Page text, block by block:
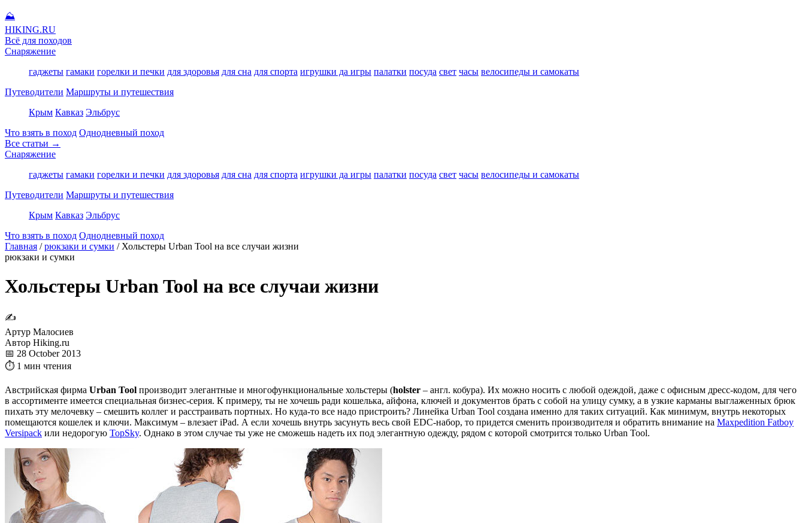
⛰
HIKING.RU
Всё для походов
Снаряжение
гаджеты гамаки горелки и печки для здоровья для сна для спорта игрушки да игры палатки посуда свет часы велосипеды и самокаты
Путеводители Маршруты и путешествия
Крым Кавказ Эльбрус
Что взять в поход Однодневный поход
Все статьи →
Снаряжение
гаджеты гамаки горелки и печки для здоровья для сна для спорта игрушки да игры палатки посуда свет часы велосипеды и самокаты
Путеводители Маршруты и путешествия
Крым Кавказ Эльбрус
Что взять в поход Однодневный поход
Главная / рюкзаки и сумки / Хольстеры Urban Tool на все случаи жизни
рюкзаки и сумки
Хольстеры Urban Tool на все случаи жизни
✍
Артур Малосиев
Автор Hiking.ru
📅 28 October 2013
⏱ 1 мин чтения
Австрийская фирма Urban Tool производит элегантные и многофункциональные хольстеры (holster – англ. кобура). Их можно носить с любой одеждой, даже с офисным дресс-кодом, для чего
в ассортименте имеется специальная бизнес-серия. К примеру, ты не хочешь ради кошелька, айфона, ключей и документов брать с собой на улицу сумку, а в узкие карманы выглаженных брюк
пихать эту мелочевку – смешить коллег и расстраивать портных. Но куда-то все надо пристроить? Линейка Urban Tool создана именно для таких ситуаций. Как минимум, внутрь некоторых
помещаются кошелек и ключи. Максимум – влезает iPad. А если хочешь внутрь засунуть весь свой EDC-набор, то придется сменить производителя и обратить внимание на Maxpedition Fatboy
Versipack или недорогую TopSky. Однако в этом случае ты уже не сможешь надеть их под элегантную одежду, рядом с которой смотрится только Urban Tool.